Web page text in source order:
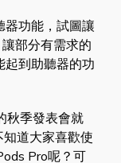
器功能，試圖讓
部分有需求的
起到助聽器的功
秋季發表會就
道大家喜歡使
Pro呢？可